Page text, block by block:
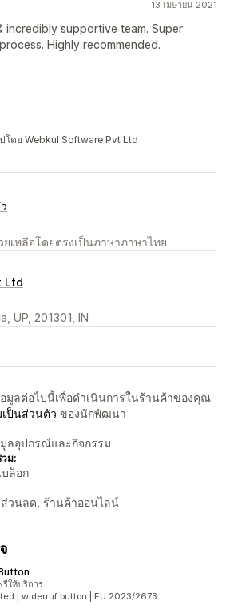
13 เมษายน 2021
incredibly supportive team. Super
Highly recommended.
โดย Webkul Software Pvt Ltd
เหลือโดยตรงเป็นภาษาภาษาไทย
Ltd
UP, 201301, IN
มูลต่อไปนี้เพื่อดำเนินการในร้านค้าของคุณ
ป็นส่วนตัว ของนักพัฒนา
ลอุปกรณ์และกิจกรรม
ม:
บล็อก
วนลด, ร้านค้าออนไลน์
ให้บริการ
| widerruf button | EU 2023/2673